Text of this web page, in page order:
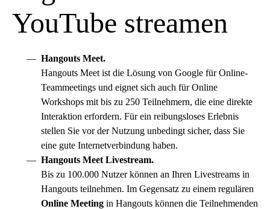
YouTube streamen
Hangouts Meet.
Hangouts Meet ist die Lösung von Google für Online-
Teammeetings und eignet sich auch für Online
Workshops mit bis zu 250 Teilnehmern, die eine direkte
Interaktion erfordern. Für ein reibungsloses Erlebnis
stellen Sie vor der Nutzung unbedingt sicher, dass Sie
eine gute Internetverbindung haben.
Hangouts Meet Livestream.
Bis zu 100.000 Nutzer können an Ihren Livestreams in
Hangouts teilnehmen. Im Gegensatz zu einem regulären
Online Meeting in Hangouts können die Teilnehmenden